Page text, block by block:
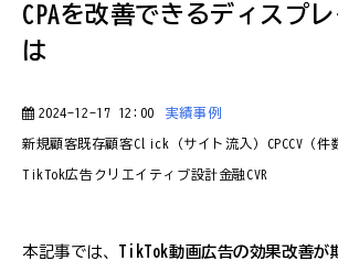
CPAを改善できるディスプ
は
2024-12-17 12:00 実績事例
新規顧客既存顧客Click（サイト流入） CPCCV（件
TikTok広告クリエイティブ設計金融 CVR
本記事では、 TikTok動画広告の効果改善が